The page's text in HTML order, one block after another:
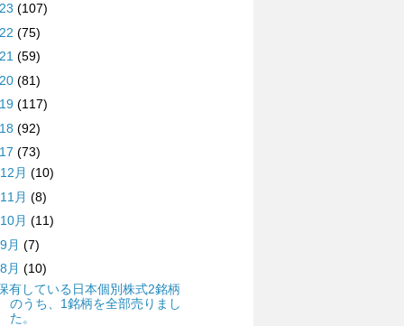
(107)
(75)
(59)
(81)
(117)
(92)
(73)
12月 (10)
11月 (8)
10月 (11)
9月 (7)
8月 (10)
有している日本個別株式2銘柄
のうち、1銘柄を全部売りまし
た。